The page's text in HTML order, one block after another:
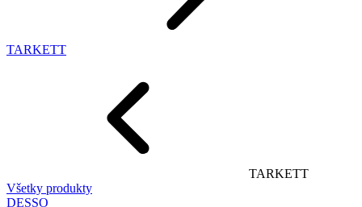
TARKETT
TARKETT
Všetky produkty
DESSO